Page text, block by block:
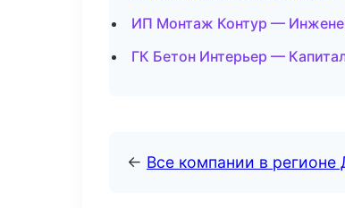
ИП Монтаж Контур —
ГК Бетон Интерьер —
← Все компании в